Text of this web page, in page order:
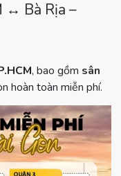
↔ Bà Rịa –
, bao gồm sân
hoàn toàn miễn phí.